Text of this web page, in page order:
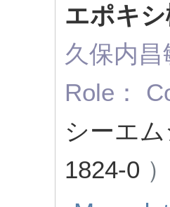
エポキ
久保内
Role：
シーエ
1824-0